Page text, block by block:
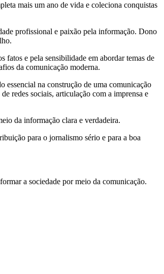
mais um ano de vida e coleciona conquistas
profissional e paixão pela informação. Dono
e pela sensibilidade em abordar temas de
da comunicação moderna.
essencial na construção de uma comunicação
redes sociais, articulação com a imprensa e
da informação clara e verdadeira.
para o jornalismo sério e para a boa
a sociedade por meio da comunicação.